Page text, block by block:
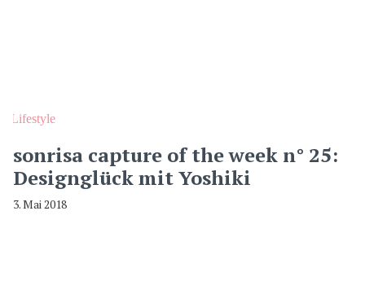
Lifestyle
sonrisa capture of the week n° 25:
Designglück mit Yoshiki
3. Mai 2018